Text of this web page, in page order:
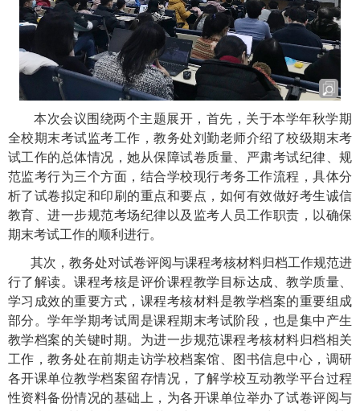
本次会议围绕两个主题展开，首先，关于本学年秋学期
全校期末考试监考工作，教务处刘勤老师介绍了校级期末考
试工作的总体情况，她从保障试卷质量、严肃考试纪律、规
范监考行为三个方面，结合学校现行考务工作流程，具体分
析了试卷拟定和印刷的重点和要点，如何有效做好考生诚信
教育、进一步规范考场纪律以及监考人员工作职责，以确保
期末考试工作的顺利进行。
其次，教务处对试卷评阅与课程考核材料归档工作规范进
行了解读。课程考核是评价课程教学目标达成、教学质量、
学习成效的重要方式，课程考核材料是教学档案的重要组成
部分。学年学期考试周是课程期末考试阶段，也是集中产生
教学档案的关键时期。为进一步规范课程考核材料归档相关
工作，教务处在前期走访学校档案馆、图书信息中心，调研
各开课单位教学档案留存情况，了解学校互动教学平台过程
性资料备份情况的基础上，为各开课单位举办了试卷评阅与